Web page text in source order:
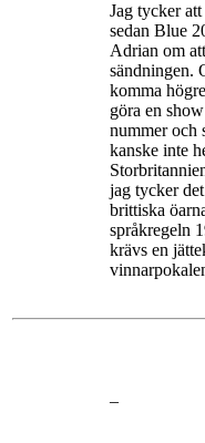
Jag tycker
sedan Blue
Adrian om
sändningen.
komma
göra en
nummer och
kanske inte
jag tycker
brittiska
språkregeln
krävs en
–